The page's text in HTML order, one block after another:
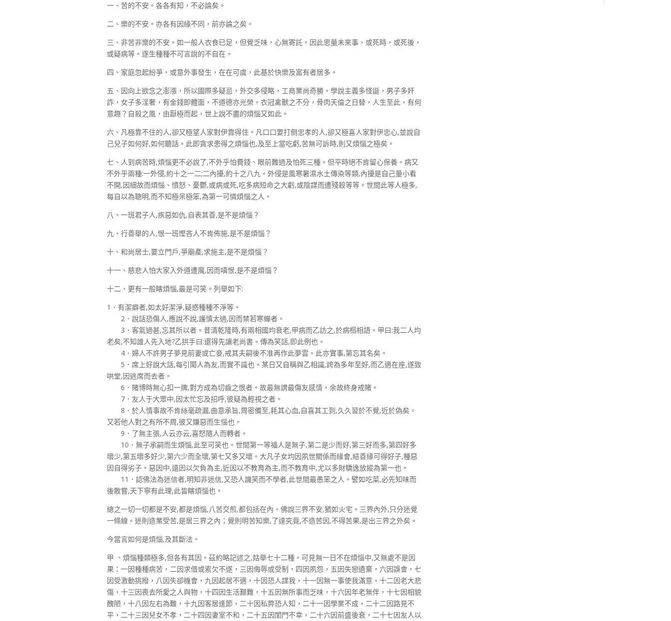
一、苦的不安。各各有知，不必論矣。
二、樂的不安。亦各有因緣不同，前亦論之矣。
三、非苦非樂的不安。如一般人衣食已足，但覺乏味，心無寄託。因此思量未來事，或死時，或死後，
或疑病等。遂生種種不可言說的不自在。
四、家庭忽起紛爭，或意外事發生，在在可虞，此基於快樂及富有者居多。
五、因向上欲念之澎漲，所以國際多疑忌，外交多侵略，工商業尚奇勝，學說主義多怪誕，男子多奸
詐，女子多淫奢，有金錢即體面，不道德亦光榮。衣冠禽獸之不分，骨肉天倫之日替，人生至此，有何
意趣？自殺之風，由厭極而起，世上說不盡的煩惱又如此。
六、凡極靠不住的人,卻又極望人家對伊靠得住。凡口口要打倒忠孝的人,卻又極喜人家對伊忠心,並說自
己兒子如何好,如何聽話。此即貪求患得之煩惱也,及至上當吃虧,苦無可訴時,則又煩惱之極矣。
七、人到病苦時,煩惱更不必說了,不外乎怕費錢、眼前難過及怕死三種。但平時絕不肯留心保養。病又
不外乎兩種:一外侵,約十之一二;二內擾,約十之八九。外侵是風寒暑濕水土傳染等類,內擾是自己量小看
不開,因細故而煩惱、憤怒、憂鬱,或病或死,吃多病短命之大虧,或陰謀而遭殘殺等等。世間此等人極多,
每自以為聰明,而不知極呆極笨,為第一可憐煩惱之人。
八、一班君子人,疾惡如仇,自表其善,是不是煩惱？
九、行善舉的人,恨一班慳吝人不肯佈施,是不是煩惱？
十、和尚居士,要立門戶,爭廟產,求施主,是不是煩惱？
十一、慈悲人怕大家入外道遭魔,因而嗔恨,是不是煩惱？
十二、更有一般瞎煩惱,最是可笑。列舉如下:
1．有潔癖者,如太好潔淨,疑惑種種不淨等。
2．說話恐傷人,應說不說,護慎太過,因而禁若寒蟬者。
3．客氣過甚,忘其所以者。昔清乾隆時,有兩相國均衰老,甲病而乙訪之,於病榻相語。甲曰:我二人均
老矣,不知誰人先入地?乙拱手曰:還得先讓老尚書。傳為笑話,即此例也。
4．婦人不許男子夢見前妻或亡妾,戒其夫嗣後不准再作此夢雲。此亦實事,第忘其名矣。
5．席上好說大話,每引聞人為友,而實不識也。某日又自稱與乙相識,誇為多年至好,而乙適在座,遂致
哄堂,因逃席而去者。
6．賭博時無心扣一牌,對方成為切齒之恨者。故最無謂最傷友感情，余故終身戒賭。
7．友人于大眾中,因太忙忘及招呼,彼疑為輕視之者。
8．於人情事故不肯絲毫疏漏,曲意承旨,周密備至,耗其心血,自喜其工到,久久習於不覺,近於偽矣。
又若他人對之有所不周,彼又嫌惡而生惱也。
9．了無主張,人云亦云,喜怒隨人而轉者。
10．無子承嗣而生煩惱,此至可笑也。世間第一等福人是無子,第二是少而好,第三好而多,第四好多
壞少,第五壞多好少,第六少而全壞,第七又多又壞。大凡子女均因夙世關係而緣會,結善緣可得好子,種惡
因自得劣子。惡因中,遠因以欠負為主,近因以不教育為主,而不教育中,尤以多財驕逸放縱為第一也。
11．認佛法為迷信者,明知非迷信,又恐人譏笑而不學者,此世間最愚笨之人。譬如吃菜,必先知味而
後敢嘗,天下寧有此理,此皆瞎煩惱也。
總之一切一切都是不安,都是煩惱,八苦交煎,都包括在內。佛說三界不安,猶如火宅。三界內外,只分迷覺
一條線。迷則造業受苦,是居三界之內；覺則明苦知樂,了達究竟,不造苦因,不得苦果,是出三界之外矣。
今當言如何是煩惱,及其斷法。
甲 、煩惱種類極多,但各有其因。茲約略記述之,姑舉七十二種。可見無一日不在煩惱中,又無處不是因
果：一因種種病苦，二因求借或索欠不遂，三因侮辱或受制，四因夙怨，五因失戀遺棄，六因誤會，七
因受激動挑撥，八因失卻機會，九因起居不適，十因恐人謀我，十一因無一事使我滿意，十二因老大悲
傷，十三因喪去所愛之人與物，十四因生活艱難，十五因無所事而乏味，十六因年老無伴，十七因相貌
醜陋，十八因左右為難，十九因客居逢節，二十因私弊恐人知，二十一因學業不成，二十二因路見不
平，二十三因兒女不孝，二十四因妻室不和，二十五因閨門不幸，二十六因前盛後衰，二十七因友人以